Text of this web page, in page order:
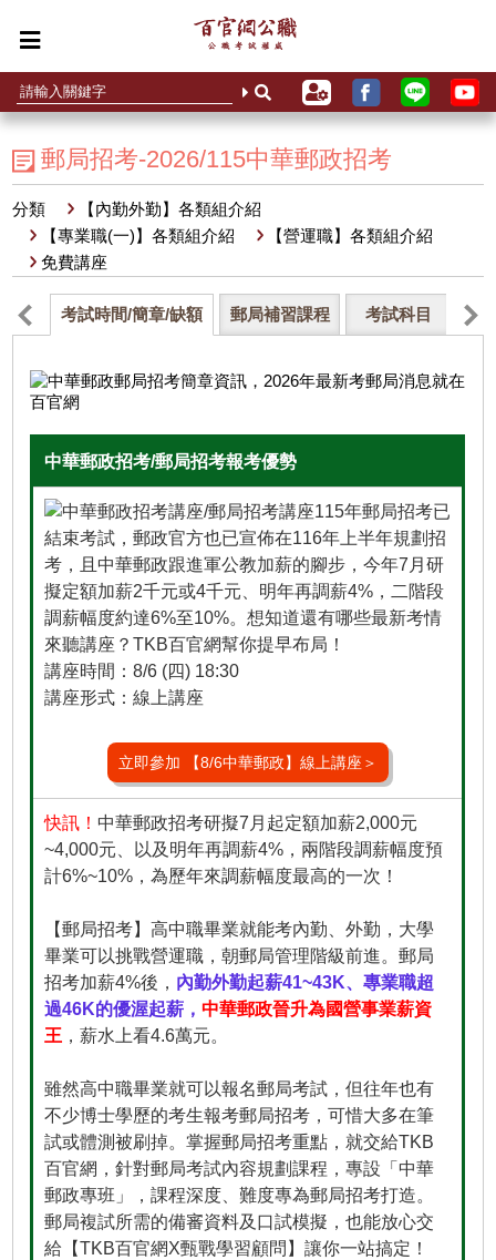
郵局招考-2026/115中華郵政招考
分類
【內勤外勤】各類組介紹
【專業職(一)】各類組介紹
【營運職】各類組介紹
免費講座
考試時間/簡章/缺額 郵局補習課程 考試科目 薪
中華郵政招考/郵局招考報考優勢
115年郵局招考已
結束考試，郵政官方也已宣佈在116年上半年規劃招
考，且中華郵政跟進軍公教加薪的腳步，今年7月研
擬定額加薪2千元或4千元、明年再調薪4%，二階段
調薪幅度約達6%至10%。想知道還有哪些最新考情
來聽講座？TKB百官網幫你提早布局！
講座時間：8/6 (四) 18:30
講座形式：線上講座
立即參加 【8/6中華郵政】線上講座＞
快訊！ 中華郵政招考研擬7月起定額加薪2,000元
~4,000元、以及明年再調薪4%，兩階段調薪幅度預
計6%~10%，為歷年來調薪幅度最高的一次！
【郵局招考】高中職畢業就能考內勤、外勤，大學
畢業可以挑戰營運職，朝郵局管理階級前進。郵局
招考加薪4%後， 內勤外勤起薪41~43K、專業職超
過46K的優渥起薪，中華郵政晉升為國營事業薪資
王 ，薪水上看4.6萬元。
雖然高中職畢業就可以報名郵局考試，但往年也有
不少博士學歷的考生報考郵局招考，可惜大多在筆
試或體測被刷掉。掌握郵局招考重點，就交給TKB
百官網，針對郵局考試內容規劃課程，專設「中華
郵政專班」，課程深度、難度專為郵局招考打造。
郵局複試所需的備審資料及口試模擬，也能放心交
給【TKB百官網X甄戰學習顧問】讓你一站搞定！